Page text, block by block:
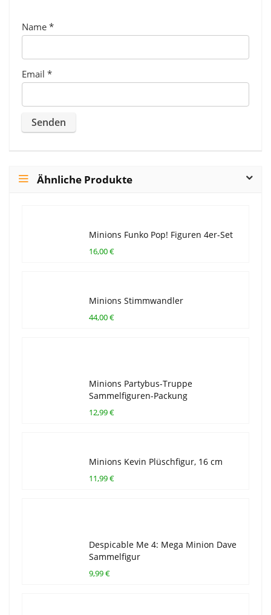
Name *
Email *
Ähnliche Produkte
Minions Funko Pop! Figuren 4er-Set
16,00 €
Minions Stimmwandler
44,00 €
Minions Partybus-Truppe
Sammelfiguren-Packung
12,99 €
Minions Kevin Plüschfigur, 16 cm
11,99 €
Despicable Me 4: Mega Minion Dave
Sammelfigur
9,99 €